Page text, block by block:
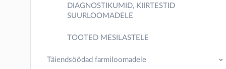
DIAGNOSTIKUMID, KIIRTESTID
SUURLOOMADELE
TOOTED MESILASTELE
Täiendsöödad farmiloomadele